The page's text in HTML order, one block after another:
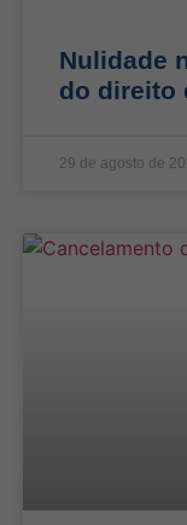
Nulidade
do direito
29 de agosto de